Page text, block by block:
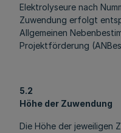
Elektrolyseure nach
Zuwendung erfolgt
Allgemeinen
Projektförderung
5.2
Höhe der Zuwendung
Die Höhe der jeweiligen